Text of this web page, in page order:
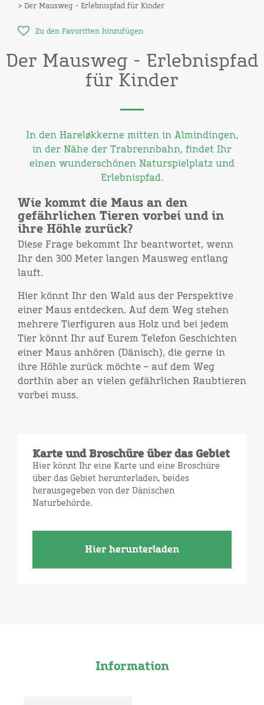
> Der Mausweg - Erlebnispfad für Kinder
Zu den Favoritten hinzufügen
Der Mausweg - Erlebnispfad
für Kinder
In den Hareløkkerne mitten in Almindingen,
in der Nähe der Trabrennbahn, findet Ihr
einen wunderschönen Naturspielplatz und
Erlebnispfad.
Wie kommt die Maus an den
gefährlichen Tieren vorbei und in
ihre Höhle zurück?
Diese Frage bekommt Ihr beantwortet, wenn
Ihr den 300 Meter langen Mausweg entlang
lauft.
Hier könnt Ihr den Wald aus der Perspektive
einer Maus entdecken. Auf dem Weg stehen
mehrere Tierfiguren aus Holz und bei jedem
Tier könnt Ihr auf Eurem Telefon Geschichten
einer Maus anhören (Dänisch), die gerne in
ihre Höhle zurück möchte – auf dem Weg
dorthin aber an vielen gefährlichen Raubtieren
vorbei muss.
Karte und Broschüre über das Gebiet
Hier könnt Ihr eine Karte und eine Broschüre
über das Gebiet herunterladen, beides
herausgegeben von der Dänischen
Naturbehörde.
Hier herunterladen
Information